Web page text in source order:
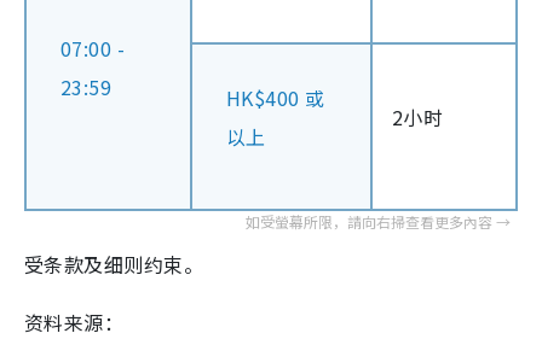
07:00 -
23:59
HK$400 或
以上
2小时
受条款及细则约束。
资料来源：